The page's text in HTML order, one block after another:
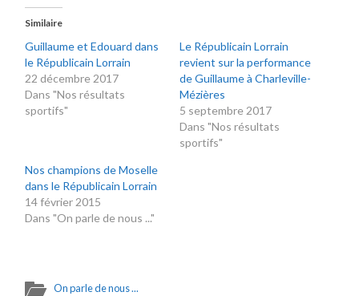
Similaire
Guillaume et Edouard dans
le Républicain Lorrain
22 décembre 2017
Dans "Nos résultats
sportifs"
Le Républicain Lorrain
revient sur la performance
de Guillaume à Charleville-
Mézières
5 septembre 2017
Dans "Nos résultats
sportifs"
Nos champions de Moselle
dans le Républicain Lorrain
14 février 2015
Dans "On parle de nous ..."
On parle de nous ...